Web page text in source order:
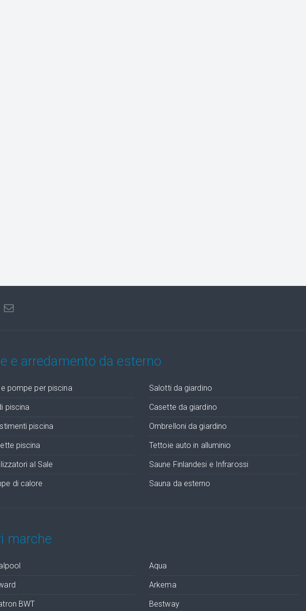
e arredamento da esterno
e pompe per piscina
piscina
piscina
piscina
al Sale
di calore
Salotti da giardino
Casette da giardino
Ombrelloni da giardino
Tettoie auto in alluminio
Saune Finlandesi e Infrarossi
Sauna da esterno
marche
BWT
Aqua
Arkema
Bestway